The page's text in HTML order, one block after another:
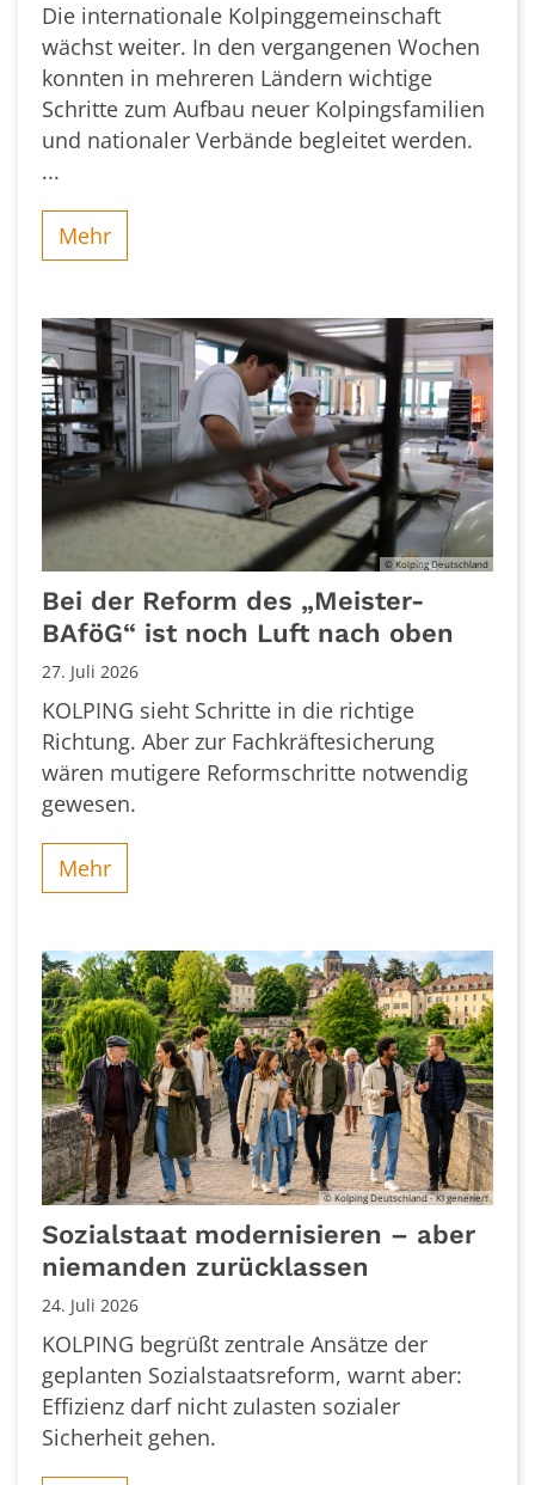
Die internationale Kolpinggemeinschaft
wächst weiter. In den vergangenen Wochen
konnten in mehreren Ländern wichtige
Schritte zum Aufbau neuer Kolpingsfamilien
und nationaler Verbände begleitet werden.
...
Mehr
© Kolping Deutschland
Bei der Reform des „Meister-
BAföG“ ist noch Luft nach oben
27. Juli 2026
KOLPING sieht Schritte in die richtige
Richtung. Aber zur Fachkräftesicherung
wären mutigere Reformschritte notwendig
gewesen.
Mehr
© Kolping Deutschland - KI generiert
Sozialstaat modernisieren – aber
niemanden zurücklassen
24. Juli 2026
KOLPING begrüßt zentrale Ansätze der
geplanten Sozialstaatsreform, warnt aber:
Effizienz darf nicht zulasten sozialer
Sicherheit gehen.